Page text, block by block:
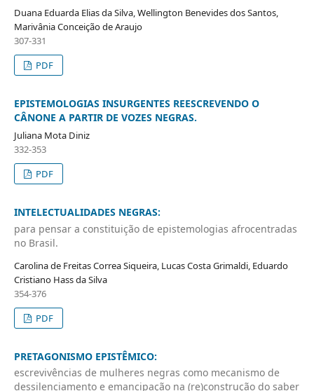
Duana Eduarda Elias da Silva, Wellington Benevides dos Santos,
Marivânia Conceição de Araujo
307-331
PDF
EPISTEMOLOGIAS INSURGENTES REESCREVENDO O
CÂNONE A PARTIR DE VOZES NEGRAS.
Juliana Mota Diniz
332-353
PDF
INTELECTUALIDADES NEGRAS:
para pensar a constituição de epistemologias afrocentradas
no Brasil.
Carolina de Freitas Correa Siqueira, Lucas Costa Grimaldi, Eduardo
Cristiano Hass da Silva
354-376
PDF
PRETAGONISMO EPISTÊMICO:
escrevivências de mulheres negras como mecanismo de
dessilenciamento e emancipação na (re)construção do saber